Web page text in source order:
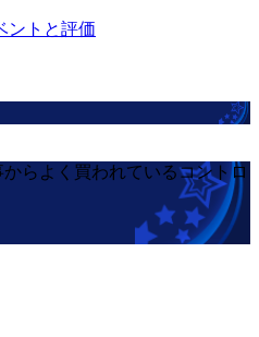
ントと評価
からよく買われているコントロ